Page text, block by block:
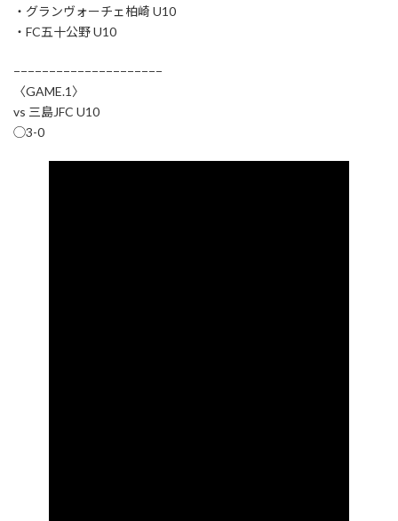
・グランヴォーチェ柏崎 U10
・FC五十公野 U10
−−−−−−−−−−−−−−−−−−−−−
〈GAME.1〉
vs 三島JFC U10
◯3-0